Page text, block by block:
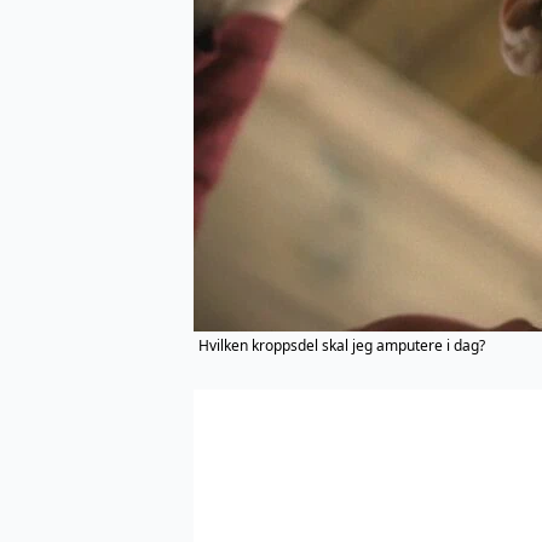
Hvilken kroppsdel skal jeg amputere i dag?